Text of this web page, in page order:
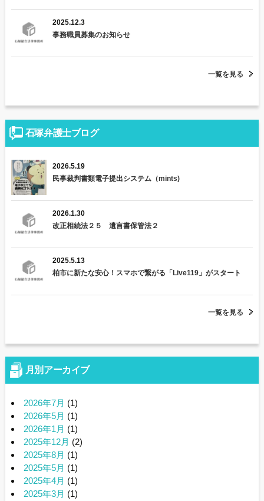
2025.12.3
事務職員募集のお知らせ
一覧を見る
石塚弁護士ブログ
2026.5.19
民事裁判書類電子提出システム（mints)
2026.1.30
改正相続法２５ 遺言書保管法２
2025.5.13
柏市に新たな安心！スマホで繋がる「Live119」がスタート
一覧を見る
月別アーカイブ
2026年7月 (1)
2026年5月 (1)
2026年1月 (1)
2025年12月 (2)
2025年8月 (1)
2025年5月 (1)
2025年4月 (1)
2025年3月 (1)